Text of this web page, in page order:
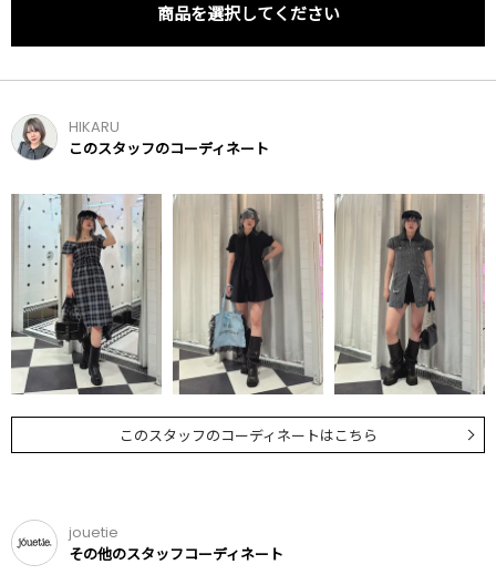
商品を選択してください
HIKARU
このスタッフのコーディネート
このスタッフのコーディネートはこちら
jouetie
その他のスタッフコーディネート